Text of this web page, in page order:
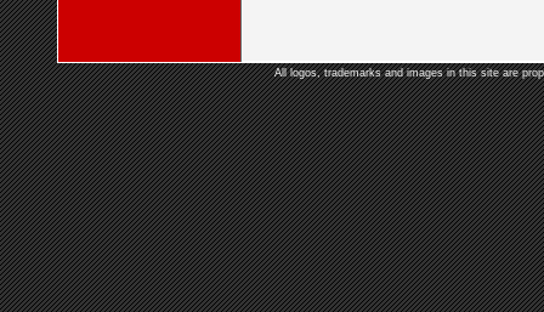
All logos, trademarks and images in this site are